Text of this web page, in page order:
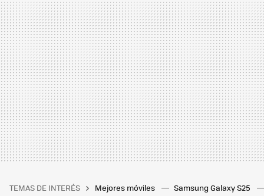
TEMAS DE INTERÉS Mejores móviles Samsung Galaxy S25